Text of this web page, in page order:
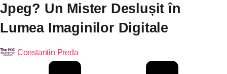
Jpeg? Un Mister Deslușit în
Lumea Imaginilor Digitale
Constantin Preda